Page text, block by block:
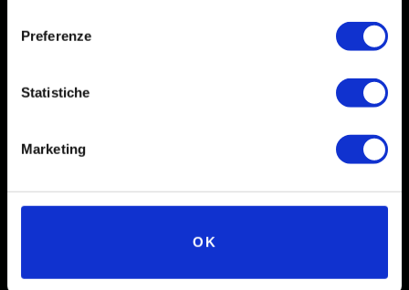
Preferenze
Statistiche
Marketing
OK
Facebook
X